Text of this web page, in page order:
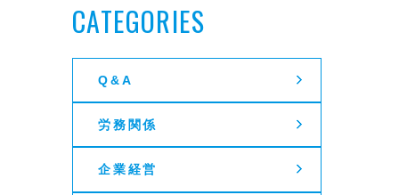
CATEGORIES
Q&A
労務関係
企業経営